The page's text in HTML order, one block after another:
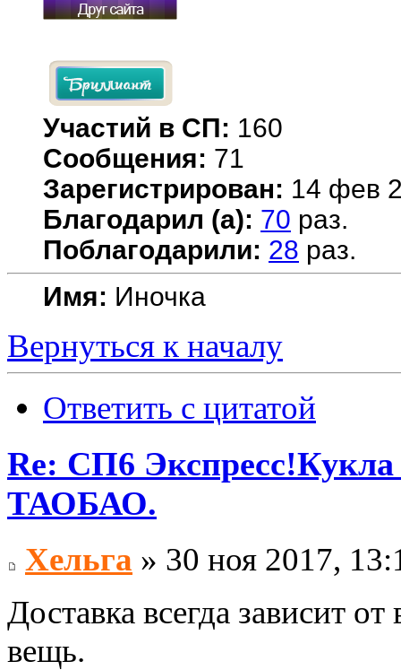
Участий в СП: 160
Сообщения: 71
Зарегистрирован: 14 фев
Благодарил (а): 70 раз.
Поблагодарили: 28 раз.
Имя: Иночка
Вернуться к началу
Ответить с цитатой
Re: СП6
ТАОБАО.
Хельга » 30 ноя 2017,
Доставка всегда зависит
вещь.